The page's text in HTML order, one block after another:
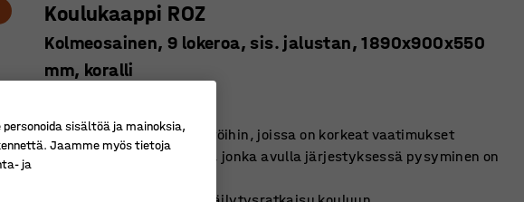
Koulukaappi ROZ
Kolmeosainen, 9 lokeroa, sis. jalustan, 1890x900x550
mm, koralli
Kehitetty kouluympäristöihin, joissa on korkeat vaatimukset
Älykäs säilytysratkaisu, jonka avulla järjestyksessä pysyminen on
sisältöä ja mainoksia,
Jaamme myös tietoja
ja